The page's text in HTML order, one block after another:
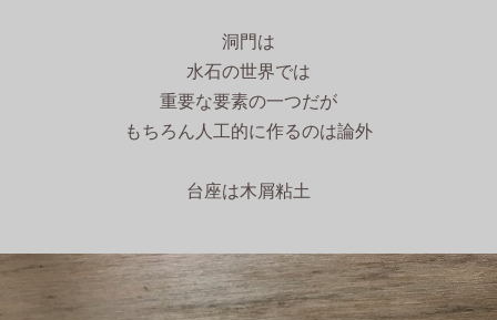
洞門は
水石の世界では
重要な要素の一つだが
もちろん人工的に作るのは論外
台座は木屑粘土